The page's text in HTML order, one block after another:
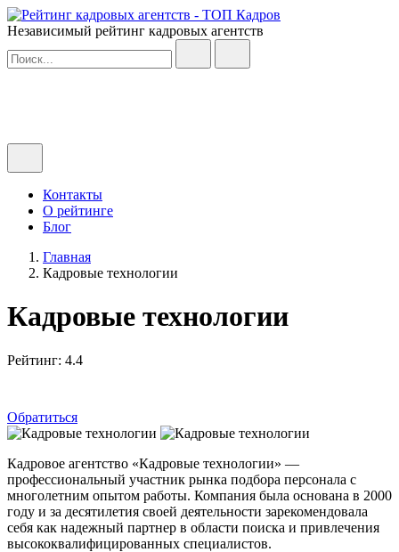
Независимый рейтинг кадровых агентств
Контакты
О рейтинге
Блог
Главная
Кадровые технологии
Кадровые технологии
Рейтинг: 4.4
Обратиться
Кадровое агентство «Кадровые технологии» —
профессиональный участник рынка подбора персонала с
многолетним опытом работы. Компания была основана в 2000
году и за десятилетия своей деятельности зарекомендовала
себя как надежный партнер в области поиска и привлечения
высококвалифицированных специалистов.